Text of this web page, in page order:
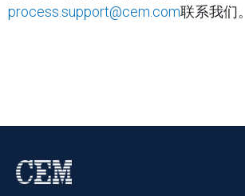
process.support@cem.com联系我们。